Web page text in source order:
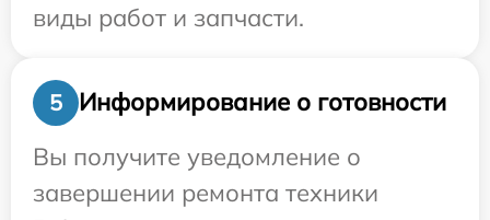
виды работ и запчасти.
5
Информирование о готовности
Вы получите уведомление о
завершении ремонта техники